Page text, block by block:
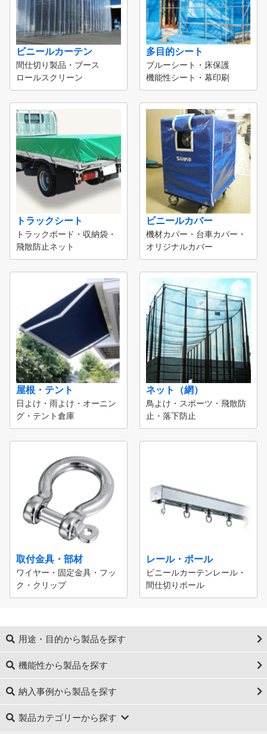
ビニールカーテン
間仕切り製品・ブース
ロールスクリーン
多目的シート
ブルーシート・床保護
機能性シート・幕印刷
トラックシート
トラックボード・収納袋・
飛散防止ネット
ビニールカバー
機材カバー・台車カバー・
オリジナルカバー
屋根・テント
日よけ・雨よけ・オーニン
グ・テント倉庫
ネット（網）
鳥よけ・スポーツ・飛散防
止・落下防止
取付金具・部材
ワイヤー・固定金具・フッ
ク・クリップ
レール・ポール
ビニールカーテンレール・
間仕切りポール
用途・目的から製品を探す
機能性から製品を探す
納入事例から製品を探す
製品カテゴリーから探す